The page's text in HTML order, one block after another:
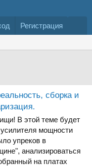
Регистрация
сборка и
В этой теме будет
мощности
упреков в
анализироваться
на платах